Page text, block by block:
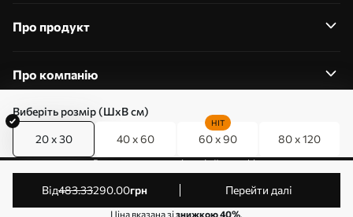
Виберіть розмір (ШхВ см)
20 x 30 40 x 60 60 x 90
HIT
80 x 120
від483.33290.00грн Перейти далі
Ціна вказана зізнижкою 40%.
Про продукт
Про компанію
0800357223
Редагування дозволів на файли cookie
© 2011-2026 Art-holst. Усі права захищені. Власник:
ТОВ “КЛЄВЄР”. Код ЄДРПОУ: 31780602.